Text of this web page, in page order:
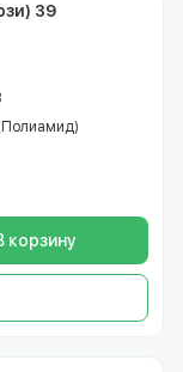
39
корзину